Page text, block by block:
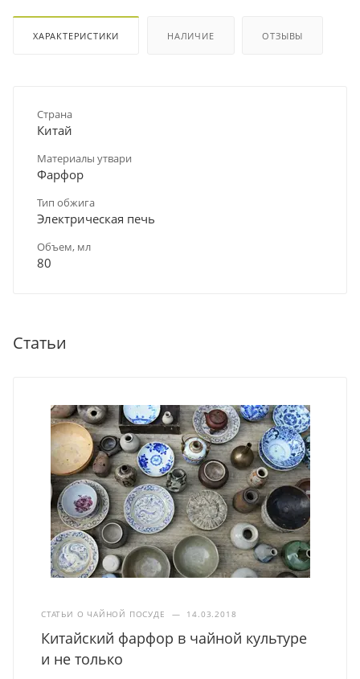
ХАРАКТЕРИСТИКИ НАЛИЧИЕ ОТЗЫВЫ
Страна
Китай
Материалы утвари
Фарфор
Тип обжига
Электрическая печь
Объем, мл
80
Статьи
СТАТЬИ О ЧАЙНОЙ ПОСУДЕ — 14.03.2018
Китайский фарфор в чайной культуре
и не только